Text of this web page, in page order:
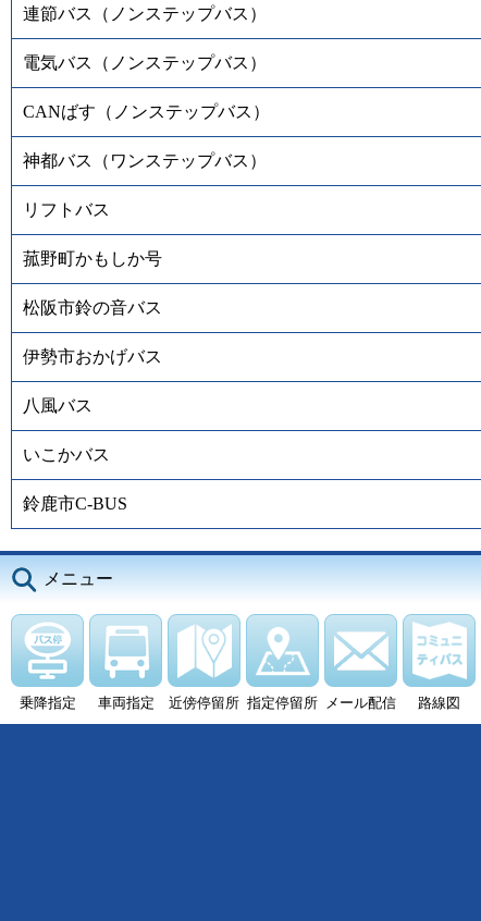
連節バス（ノンステップバス）
電気バス（ノンステップバス）
CANばす（ノンステップバス）
神都バス（ワンステップバス）
リフトバス
菰野町かもしか号
松阪市鈴の音バス
伊勢市おかげバス
八風バス
いこかバス
鈴鹿市C-BUS
メニュー
乗降指定 車両指定 近傍停留所 指定停留所 メール配信 路線図